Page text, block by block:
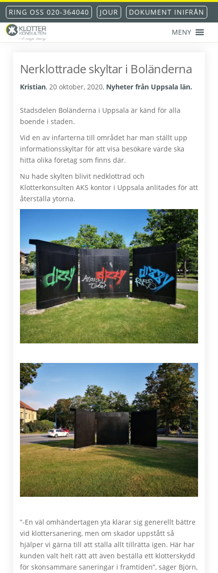
Hoppa
till
huvudnavigering
Hoppa
till
huvudinnehåll
Hoppa
till
det
primära
Hoppa
till
sidfot
RING OSS 020-364040 JOUR DOKUMENT INIFRÅN
klotterskydd
klotterförsäkring
MENY
Nerklottrade skyltar i Boländerna
Kristian, 20 oktober, 2020, Nyheter från Uppsala län.
Stadsdelen Boländerna i Uppsala är känd för alla
boende i staden.
Vid en av infarterna till området har man ställt upp
informationsskyltar för att visa besökare varde ska
hitta olika företag som finns där.
Nu hade skylten blivit nedklottrad och
Klotterkonsulten AKS kontor i Uppsala anlitades för att
återställa ytorna.
”-En väl omhändertagen yta klarar sig generellt bättre
vid klottersanering, men om skador uppstått så
hjälper vi gärna till att ställa allt tillrätta igen. Här har
kunden valt helt rätt att även beställa ett klotterskydd
för skonsammare saneringar i framtiden”, säger Björn,